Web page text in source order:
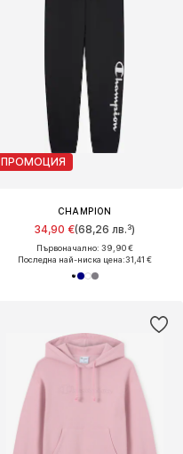
ПРОМОЦИЯ
CHAMPION
34,90 €(68,26 лв.³)
Първоначално: 39,90 €
Последна най-ниска цена:31,41 €